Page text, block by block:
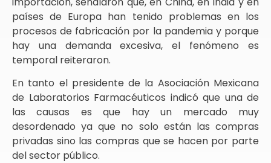
países de Europa han tenido problemas en los
procesos de fabricación por la pandemia y porque
hay una demanda excesiva, el fenómeno es
temporal reiteraron.
En tanto el presidente de la Asociación Mexicana
de Laboratorios Farmacéuticos indicó que una de
las causas es que hay un mercado muy
desordenado ya que no solo están las compras
privadas sino las compras que se hacen por parte
del sector público.